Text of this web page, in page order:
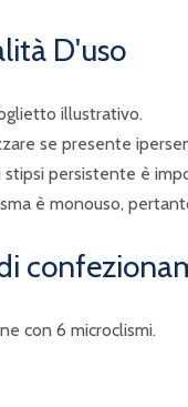
D'uso
illustrativo.
se presente
stipsi persistente è
è monouso,
con 6 microclismi.